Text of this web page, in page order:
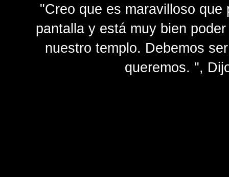
"Creo que es maravilloso
pantalla y está muy bien
nuestro templo. Debemos
queremos. ",